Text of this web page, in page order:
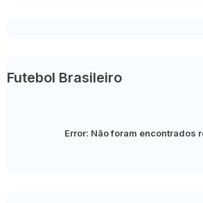
Futebol Brasileiro
Error: Não foram encontrados